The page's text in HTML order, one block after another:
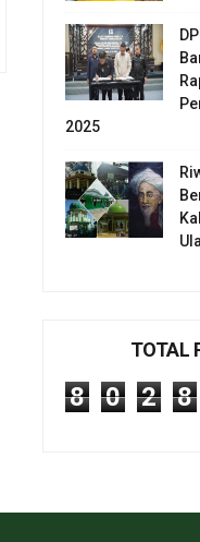
2025
TOTAL
8 0 2 8